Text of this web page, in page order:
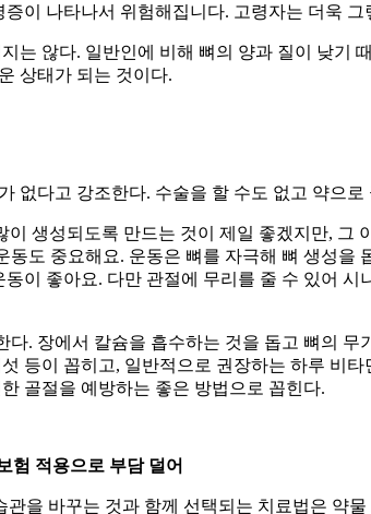
이 나타나서 위험해집니다. 고령자는 더욱 그
는 않다. 일반인에 비해 뼈의 양과 질이 낮기
상태가 되는 것이다.
없다고 강조한다. 수술을 할 수도 없고 약으
이 생성되도록 만드는 것이 제일 좋겠지만,
동도 중요해요. 운동은 뼈를 자극해 뼈 생성
이 좋아요. 다만 관절에 무리를 줄 수 있어
. 장에서 칼슘을 흡수하는 것을 돕고 뼈의
등이 꼽히고, 일반적으로 권장하는 하루 비
골절을 예방하는 좋은 방법으로 꼽힌다.
험 적용으로 부담 덜어
관을 바꾸는 것과 함께 선택되는 치료법은 약